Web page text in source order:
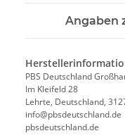
Angaben
PBS Deutschland
Im Kleifeld 28
Lehrte, Deutschland,
info@pbsdeutschland.de
pbsdeutschland.de